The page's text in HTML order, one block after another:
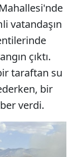
vatandaşın
çıktı.
taraftan su
bir
verdi.